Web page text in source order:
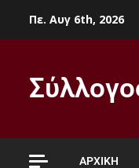
Πε. Αυγ 6th, 2026
ΑΡΧΙΚΉ